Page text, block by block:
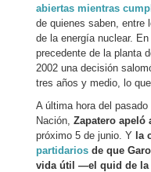
abiertas mientras
de quienes saben, entre
de la energía nuclear.
precedente de la planta
2002 una decisión
tres años y medio, lo
A última hora del
Nación, Zapatero apeló
próximo 5 de junio. Y la
partidarios de que
vida útil —el quid de